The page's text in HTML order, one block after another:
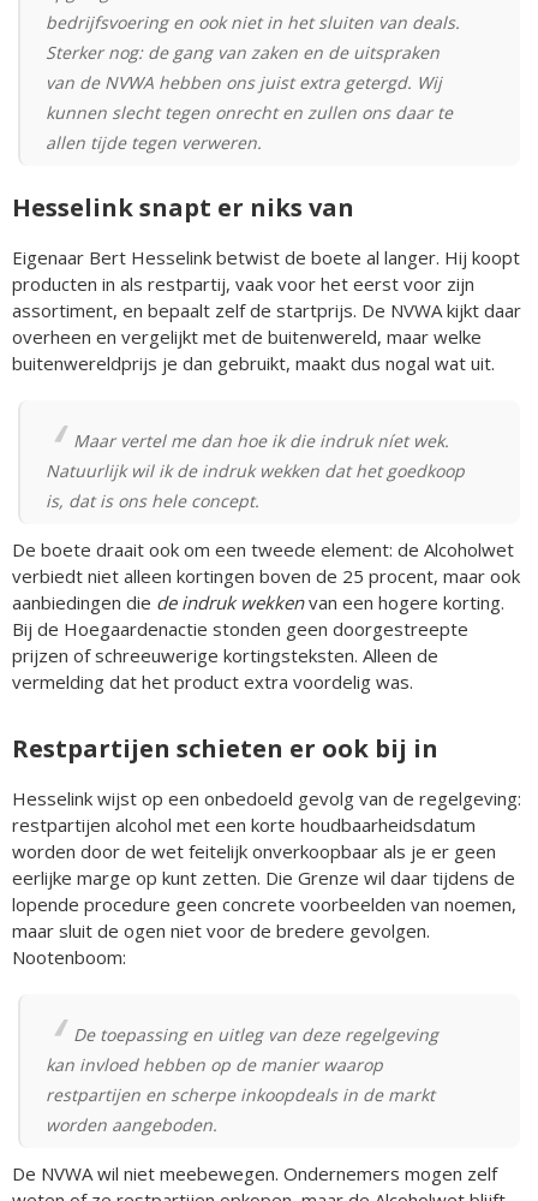
bedrijfsvoering en ook niet in het sluiten van deals.
Sterker nog: de gang van zaken en de uitspraken
van de NVWA hebben ons juist extra getergd. Wij
kunnen slecht tegen onrecht en zullen ons daar te
allen tijde tegen verweren.
Hesselink snapt er niks van
Eigenaar Bert Hesselink betwist de boete al langer. Hij koopt
producten in als restpartij, vaak voor het eerst voor zijn
assortiment, en bepaalt zelf de startprijs. De NVWA kijkt daar
overheen en vergelijkt met de buitenwereld, maar welke
buitenwereldprijs je dan gebruikt, maakt dus nogal wat uit.
Maar vertel me dan hoe ik die indruk níet wek.
Natuurlijk wil ik de indruk wekken dat het goedkoop
is, dat is ons hele concept.
De boete draait ook om een tweede element: de Alcoholwet
verbiedt niet alleen kortingen boven de 25 procent, maar ook
aanbiedingen die de indruk wekkenvan een hogere korting.
Bij de Hoegaardenactie stonden geen doorgestreepte
prijzen of schreeuwerige kortingsteksten. Alleen de
vermelding dat het product extra voordelig was.
Restpartijen schieten er ook bij in
Hesselink wijst op een onbedoeld gevolg van de regelgeving:
restpartijen alcohol met een korte houdbaarheidsdatum
worden door de wet feitelijk onverkoopbaar als je er geen
eerlijke marge op kunt zetten. Die Grenze wil daar tijdens de
lopende procedure geen concrete voorbeelden van noemen,
maar sluit de ogen niet voor de bredere gevolgen.
Nootenboom:
De toepassing en uitleg van deze regelgeving
kan invloed hebben op de manier waarop
restpartijen en scherpe inkoopdeals in de markt
worden aangeboden.
De NVWA wil niet meebewegen. Ondernemers mogen zelf